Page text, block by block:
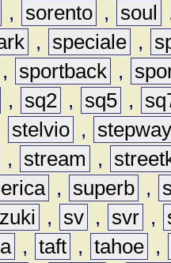
, sorento , soul
, speciale ,
, sportback ,
, sq2 , sq5 ,
stelvio ,
, stream ,
, superb ,
, sv , svr ,
, taft , tahoe ,